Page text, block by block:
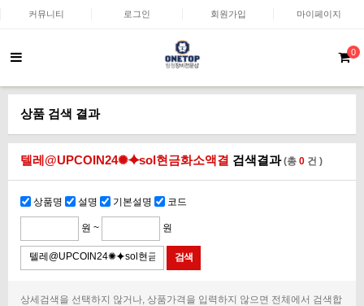
커뮤니티 로그인 회원가입 마이페이지
0
상품 검색 결과
텔레@UPCOIN24✺⯌sol현금화소액결 검색결과(총 0 건 )
상품명 설명 기본설명 코드
원 ~ 원
상세검색을 선택하지 않거나, 상품가격을 입력하지 않으면 전체에서 검색합